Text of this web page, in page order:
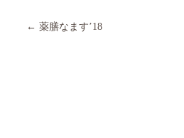
Post navigation
← 薬膳なます’18